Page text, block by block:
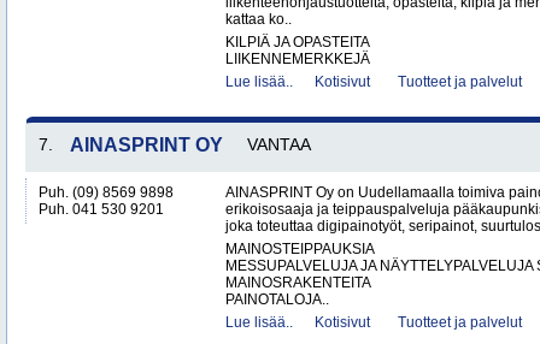
kattaa ko..
KILPIÄ JA OPASTEITA
LIIKENNEMERKKEJÄ
Lue lisää..
Kotisivut Tuotteet ja palvelut
7. AINASPRINT OY VANTAA
Puh. (09) 8569 9898
Puh. 041 530 9201
AINASPRINT Oy on Uudellamaalla toimiva
erikoisosaaja ja teippauspalveluja
joka toteuttaa digipainotyöt, seripainot,
MAINOSTEIPPAUKSIA
MESSUPALVELUJA JA NÄYTTELYPALVELUJA
MAINOSRAKENTEITA
PAINOTALOJA..
Lue lisää..
Kotisivut Tuotteet ja palvelut